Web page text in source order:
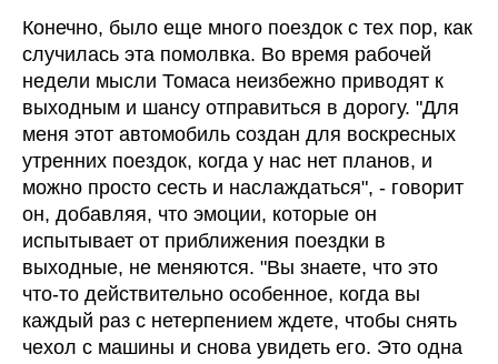
Конечно, было еще много поездок с тех пор, как
случилась эта помолвка. Во время рабочей
недели мысли Томаса неизбежно приводят к
выходным и шансу отправиться в дорогу. "Для
меня этот автомобиль создан для воскресных
утренних поездок, когда у нас нет планов, и
можно просто сесть и наслаждаться", - говорит
он, добавляя, что эмоции, которые он
испытывает от приближения поездки в
выходные, не меняются. "Вы знаете, что это
что-то действительно особенное, когда вы
каждый раз с нетерпением ждете, чтобы снять
чехол с машины и снова увидеть его. Это одна